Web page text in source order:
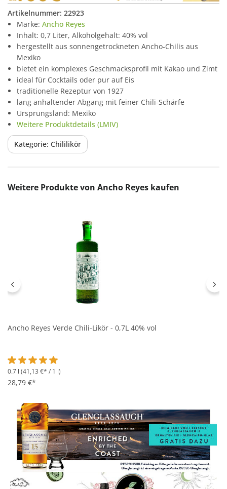
Artikelnummer: 22923
Marke: Ancho Reyes
Inhalt: 0,7 Liter, Alkoholgehalt: 40% vol
hergestellt aus sonnengetrockneten Ancho-Chilis aus
Mexiko
bietet ein komplexes Geschmacksprofil mit Kakao und Zimt
ideal für Cocktails oder pur auf Eis
traditionelle Rezeptur von 1927
lang anhaltender Abgang mit feiner Chili-Schärfe
Ursprungsland: Mexiko
Weitere Produktdetails (LMIV)
Kategorie: Chililikör
Produktgalerie überspringen
Weitere Produkte von Ancho Reyes kaufen
Ancho Reyes Verde Chili-Likör - 0,7L 40% vol
Durchschnittliche Bewertung von 5 von 5 Sternen
0.7 l (41,13 €* / 1 l)
28,79 €*